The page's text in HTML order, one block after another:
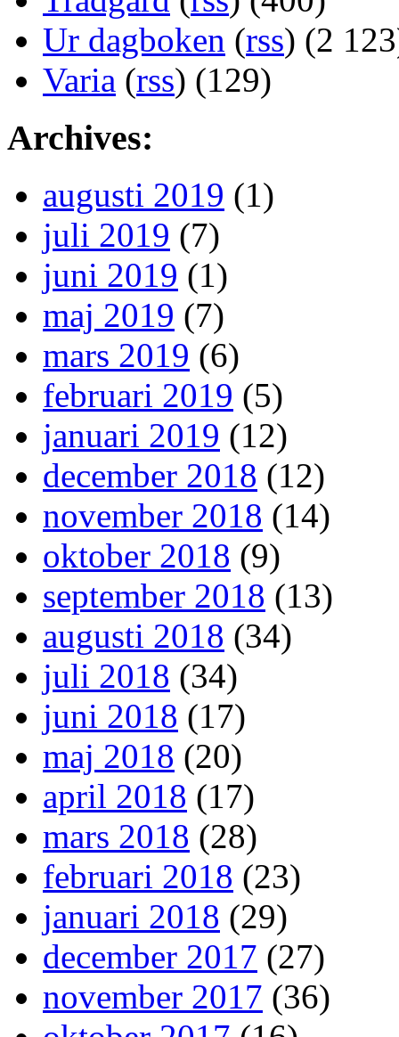
Ur dagboken (rss) (2
Varia (rss) (129)
Archives:
augusti 2019 (1)
juli 2019 (7)
juni 2019 (1)
maj 2019 (7)
mars 2019 (6)
februari 2019 (5)
januari 2019 (12)
december 2018 (12)
november 2018 (14)
oktober 2018 (9)
september 2018 (13)
augusti 2018 (34)
juli 2018 (34)
juni 2018 (17)
maj 2018 (20)
april 2018 (17)
mars 2018 (28)
februari 2018 (23)
januari 2018 (29)
december 2017 (27)
november 2017 (36)